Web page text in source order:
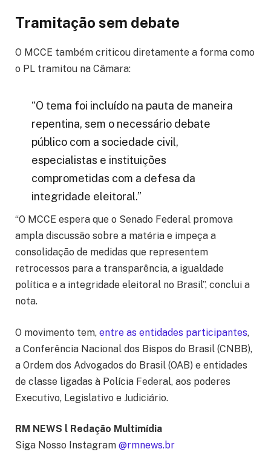
Tramitação sem debate
O MCCE também criticou diretamente a forma como
o PL tramitou na Câmara:
“O tema foi incluído na pauta de maneira
repentina, sem o necessário debate
público com a sociedade civil,
especialistas e instituições
comprometidas com a defesa da
integridade eleitoral.”
“O MCCE espera que o Senado Federal promova
ampla discussão sobre a matéria e impeça a
consolidação de medidas que representem
retrocessos para a transparência, a igualdade
política e a integridade eleitoral no Brasil”, conclui a
nota.
O movimento tem, entre as entidades participantes,
a Conferência Nacional dos Bispos do Brasil (CNBB),
a Ordem dos Advogados do Brasil (OAB) e entidades
de classe ligadas à Polícia Federal, aos poderes
Executivo, Legislativo e Judiciário.
RM NEWS l Redação Multimídia
Siga Nosso Instagram @rmnews.br